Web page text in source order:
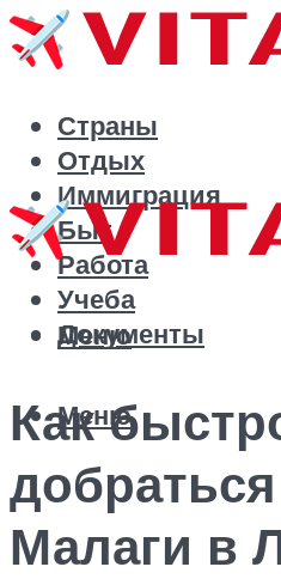
Страны
Отдых
Иммиграция
Быт
Работа
Учеба
Документы
Меню
Меню
Как
Малаги в